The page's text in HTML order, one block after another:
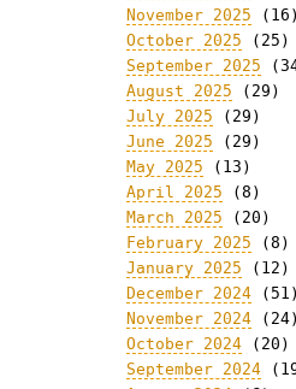
November 2025 (16)
October 2025 (25)
September 2025
August 2025 (29)
July 2025 (29)
June 2025 (29)
May 2025 (13)
April 2025 (8)
March 2025 (20)
February 2025 (8)
January 2025 (12)
December 2024 (51)
November 2024 (24)
October 2024 (20)
September 2024